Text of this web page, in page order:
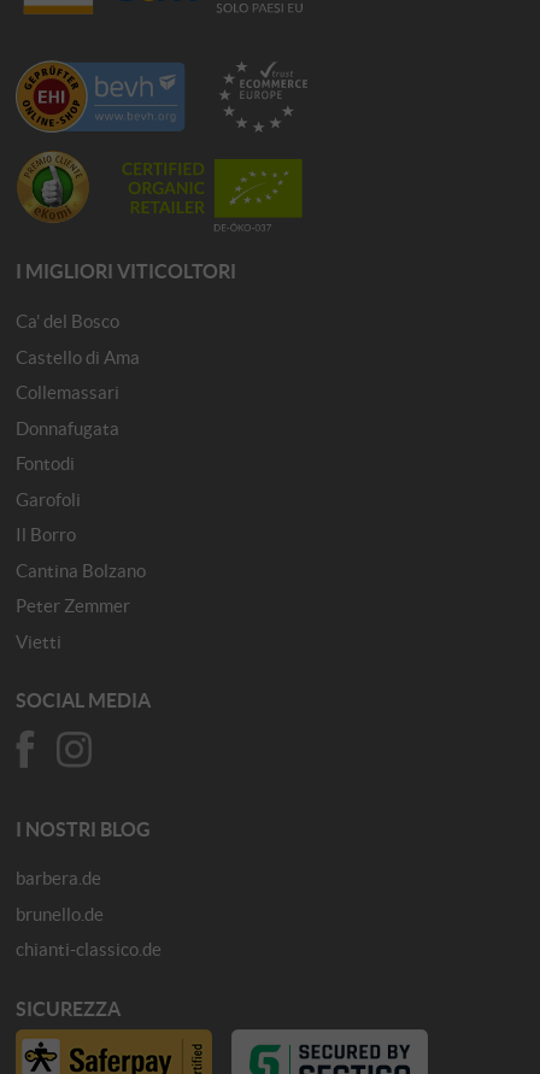
I MIGLIORI VITICOLTORI
Ca' del Bosco
Castello di Ama
Collemassari
Donnafugata
Fontodi
Garofoli
Il Borro
Cantina Bolzano
Peter Zemmer
Vietti
SOCIAL MEDIA
I NOSTRI BLOG
barbera.de
brunello.de
chianti-classico.de
SICUREZZA